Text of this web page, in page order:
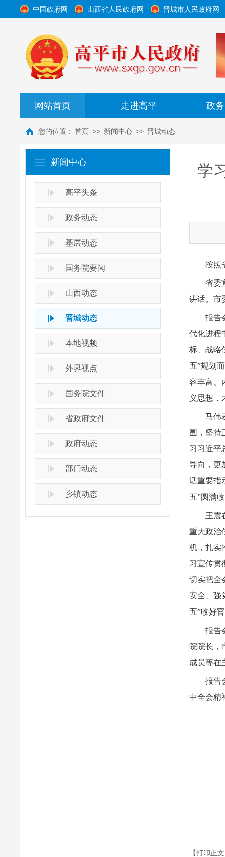
中国政府网 山西省人民政府网 晋城市人民政府网
网站首页 走进高平 政
您的位置： 首页 >> 新闻中心 >> 晋城动态
新闻中心
高平头条
政务动态
基层动态
国务院要闻
山西动态
晋城动态
本地视频
外界视点
国务院文件
省政府文件
政府动态
部门动态
乡镇动态
学
按照
省委
讲话。市
报告
代化进程
标、战略
五”规划
容丰富、
义思想，
马伟
围，坚持
习习近平
导向，更
话重要指
五”圆满
王震
重大政治
机，扎实
习宣传贯
切实把全
安全、强
五”收好
报告
院院长，
成员等在
报告
中全会精
【打印正